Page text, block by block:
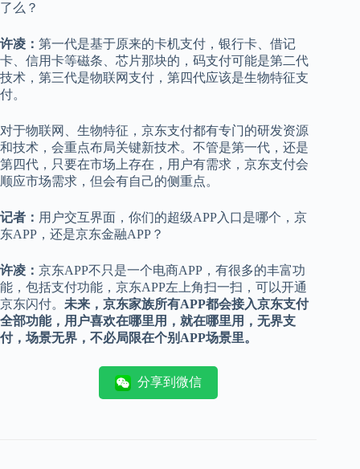
了么？
许凌： 第一代是基于原来的卡机支付，银行卡、借记
卡、信用卡等磁条、芯片那块的，码支付可能是第二代
技术，第三代是物联网支付，第四代应该是生物特征支
付。
对于物联网、生物特征，京东支付都有专门的研发资源
和技术，会重点布局关键新技术。不管是第一代，还是
第四代，只要在市场上存在，用户有需求，京东支付会
顺应市场需求，但会有自己的侧重点。
记者： 用户交互界面，你们的超级APP入口是哪个，京
东APP，还是京东金融APP？
许凌： 京东APP不只是一个电商APP，有很多的丰富功
能，包括支付功能，京东APP左上角扫一扫，可以开通
京东闪付。 未来，京东家族所有APP都会接入京东支付
全部功能，用户喜欢在哪里用，就在哪里用，无界支
付，场景无界，不必局限在个别APP场景里。
分享到微信